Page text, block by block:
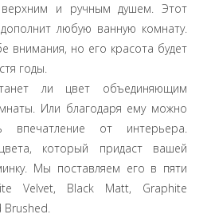
верхним и ручным душем. Этот
любую ванную комнату.
внимания, но его красота будет
годы.
ли цвет объединяющим
Или благодаря ему можно
впечатление от интерьера.
который придаст вашей
Мы поставляем его в пяти
Velvet, Black Matt, Graphite
Brushed.